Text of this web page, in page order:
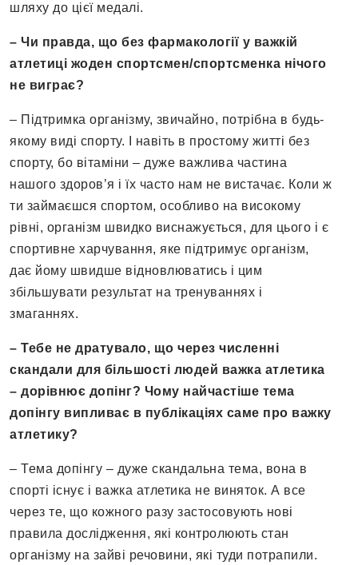
шляху до цієї медалі.
– Чи правда, що без фармакології у важкій
атлетиці жоден спортсмен/спортсменка нічого
не виграє?
– Підтримка організму, звичайно, потрібна в будь-
якому виді спорту. І навіть в простому житті без
спорту, бо вітаміни – дуже важлива частина
нашого здоров’я і їх часто нам не вистачає. Коли ж
ти займаєшся спортом, особливо на високому
рівні, організм швидко виснажується, для цього і є
спортивне харчування, яке підтримує організм,
дає йому швидше відновлюватись і цим
збільшувати результат на тренуваннях і
змаганнях.
– Тебе не дратувало, що через численні
скандали для більшості людей важка атлетика
– дорівнює допінг? Чому найчастіше тема
допінгу випливає в публікаціях саме про важку
атлетику?
– Тема допінгу – дуже скандальна тема, вона в
спорті існує і важка атлетика не виняток. А все
через те, що кожного разу застосовують нові
правила дослідження, які контролюють стан
організму на зайві речовини, які туди потрапили.